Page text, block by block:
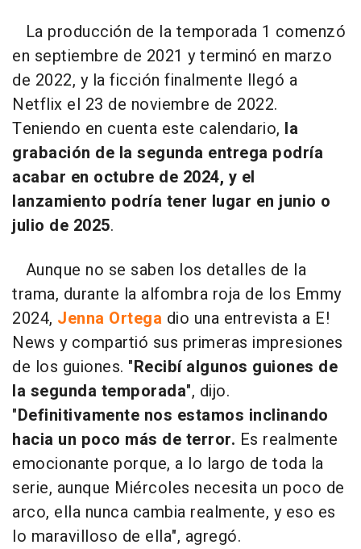
La producción de la temporada 1 comenzó
en septiembre de 2021 y terminó en marzo
de 2022, y la ficción finalmente llegó a
Netflix el 23 de noviembre de 2022.
Teniendo en cuenta este calendario, la
grabación de la segunda entrega podría
acabar en octubre de 2024, y el
lanzamiento podría tener lugar en junio o
julio de 2025.
Aunque no se saben los detalles de la
trama, durante la alfombra roja de los Emmy
2024, Jenna Ortega dio una entrevista a E!
News y compartió sus primeras impresiones
de los guiones. "Recibí algunos guiones de
la segunda temporada", dijo.
"Definitivamente nos estamos inclinando
hacia un poco más de terror. Es realmente
emocionante porque, a lo largo de toda la
serie, aunque Miércoles necesita un poco de
arco, ella nunca cambia realmente, y eso es
lo maravilloso de ella", agregó.